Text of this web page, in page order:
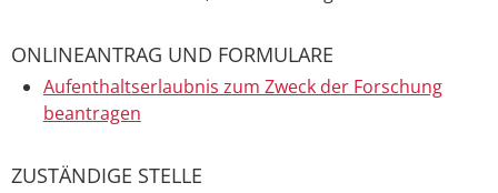
ONLINEANTRAG UND FORMULARE
Aufenthaltserlaubnis zum Zweck der Forschung
beantragen
ZUSTÄNDIGE STELLE